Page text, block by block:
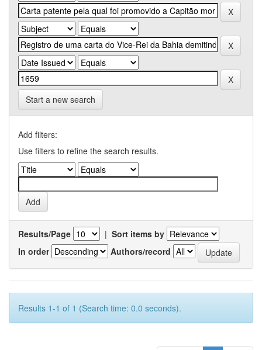
Start a new search
Add filters:
Use filters to refine the search results.
Results/Page | Sort items by
In order
Authors/record
Results 1-1 of 1 (Search time: 0.0 seconds).